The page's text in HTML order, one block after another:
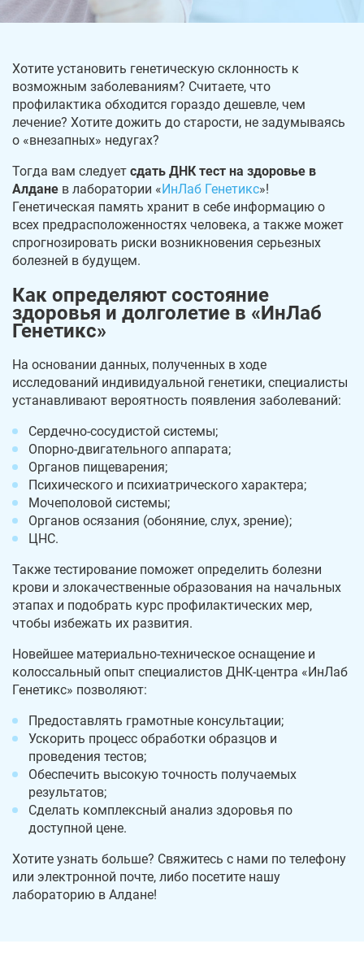
Хотите установить генетическую склонность к
возможным заболеваниям? Считаете, что
профилактика обходится гораздо дешевле, чем
лечение? Хотите дожить до старости, не задумываясь
о «внезапных» недугах?
Тогда вам следует сдать ДНК тест на здоровье в
Алдане в лаборатории « ИнЛаб Генетикс»!
Генетическая память хранит в себе информацию о
всех предрасположенностях человека, а также может
спрогнозировать риски возникновения серьезных
болезней в будущем.
Как определяют состояние
здоровья и долголетие в «ИнЛаб
Генетикс»
На основании данных, полученных в ходе
исследований индивидуальной генетики, специалисты
устанавливают вероятность появления заболеваний:
Сердечно-сосудистой системы;
Опорно-двигательного аппарата;
Органов пищеварения;
Психического и психиатрического характера;
Мочеполовой системы;
Органов осязания (обоняние, слух, зрение);
ЦНС.
Также тестирование поможет определить болезни
крови и злокачественные образования на начальных
этапах и подобрать курс профилактических мер,
чтобы избежать их развития.
Новейшее материально-техническое оснащение и
колоссальный опыт специалистов ДНК-центра «ИнЛаб
Генетикс» позволяют:
Предоставлять грамотные консультации;
Ускорить процесс обработки образцов и
проведения тестов;
Обеспечить высокую точность получаемых
результатов;
Сделать комплексный анализ здоровья по
доступной цене.
Хотите узнать больше? Свяжитесь с нами по телефону
или электронной почте, либо посетите нашу
лабораторию в Алдане!